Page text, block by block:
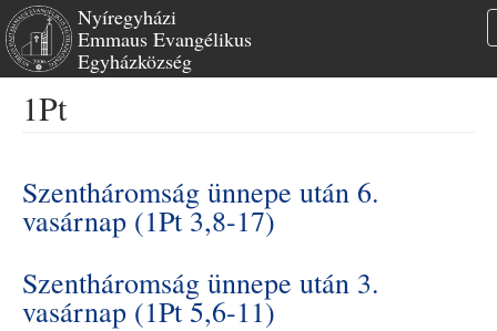
Ugrás
Nyíregyházi
Emmaus Evangélikus
Egyházközség
1Pt
Szentháromság ünnepe után 6.
vasárnap (1Pt 3,8-17)
Szentháromság ünnepe után 3.
vasárnap (1Pt 5,6-11)